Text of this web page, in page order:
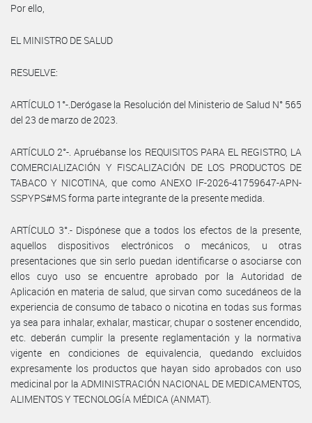
Por ello,
EL MINISTRO DE SALUD
RESUELVE:
ARTÍCULO 1°-.Derógase la Resolución del Ministerio de Salud N° 565
del 23 de marzo de 2023.
ARTÍCULO 2°-. Apruébanse los REQUISITOS PARA EL REGISTRO, LA
COMERCIALIZACIÓN Y FISCALIZACIÓN DE LOS PRODUCTOS DE
TABACO Y NICOTINA, que como ANEXO IF-2026-41759647-APN-
SSPYPS#MS forma parte integrante de la presente medida.
ARTÍCULO 3°.- Dispónese que a todos los efectos de la presente,
aquellos dispositivos electrónicos o mecánicos, u otras
presentaciones que sin serlo puedan identificarse o asociarse con
ellos cuyo uso se encuentre aprobado por la Autoridad de
Aplicación en materia de salud, que sirvan como sucedáneos de la
experiencia de consumo de tabaco o nicotina en todas sus formas
ya sea para inhalar, exhalar, masticar, chupar o sostener encendido,
etc. deberán cumplir la presente reglamentación y la normativa
vigente en condiciones de equivalencia, quedando excluidos
expresamente los productos que hayan sido aprobados con uso
medicinal por la ADMINISTRACIÓN NACIONAL DE MEDICAMENTOS,
ALIMENTOS Y TECNOLOGÍA MÉDICA (ANMAT).